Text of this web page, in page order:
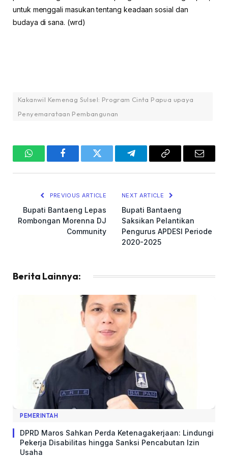
untuk menggali masukan tentang keadaan sosial dan
budaya di sana. (wrd)
Kakanwil Kemenag Sulsel: Program Cinta Papua upaya
Penyemarataan Pembangunan
WhatsAppFacebookTwitter TelegramCopy
Email
PREVIOUS ARTICLE
Bupati Bantaeng Lepas
Rombongan Morenna DJ
Community
NEXT ARTICLE
Bupati Bantaeng
Saksikan Pelantikan
Pengurus APDESI Periode
2020-2025
Berita Lainnya:
PEMERINTAH
DPRD Maros Sahkan Perda Ketenagakerjaan: Lindungi
Pekerja Disabilitas hingga Sanksi Pencabutan Izin
Usaha